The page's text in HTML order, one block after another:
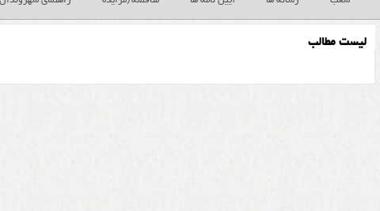
لیست مطالب